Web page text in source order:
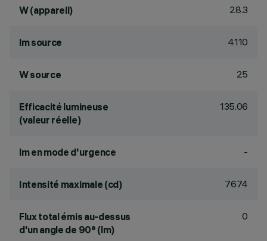
W (appareil) 28.3
lm source 4110
W source 25
Efficacité lumineuse
(valeur réelle)
135.06
lm en mode d'urgence -
Intensité maximale (cd) 7674
Flux total émis au-dessus
d'un angle de 90° (lm)
0